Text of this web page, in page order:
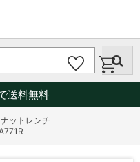
送料無料
ットレンチ